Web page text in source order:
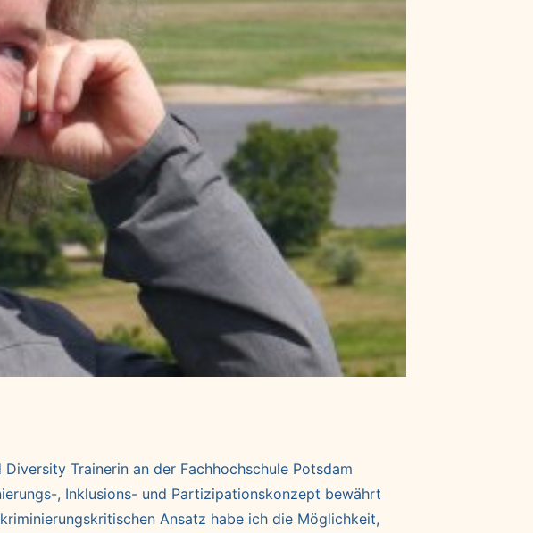
Trainerin an der Fachhochschule Potsdam
, Inklusions- und Partizipationskonzept bewährt
Ansatz habe ich die Möglichkeit,